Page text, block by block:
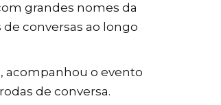
grandes nomes da
conversas ao longo
acompanhou o evento
de conversa.